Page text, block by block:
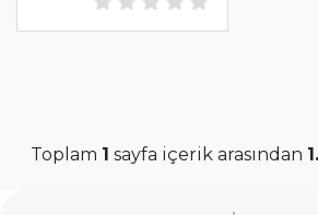
Toplam 1 sayfa içerik arasından 1.